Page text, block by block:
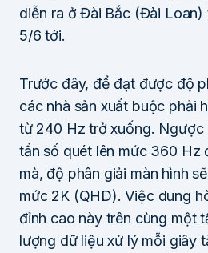
diễn ra ở Đài Bắc (Đài
5/6 tới.
Trước đây, để đạt được độ
các nhà sản xuất buộc phải
từ 240 Hz trở xuống. Ngược
tần số quét lên mức 360 Hz
mà, độ phân giải màn hình
mức 2K (QHD). Việc dung
đỉnh cao này trên cùng một
lượng dữ liệu xử lý mỗi giây